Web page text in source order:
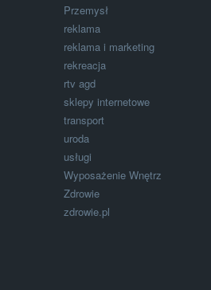
Przemysł
reklama
reklama i marketing
rekreacja
rtv agd
sklepy internetowe
transport
uroda
usługi
Wyposażenie Wnętrz
Zdrowie
zdrowie.pl